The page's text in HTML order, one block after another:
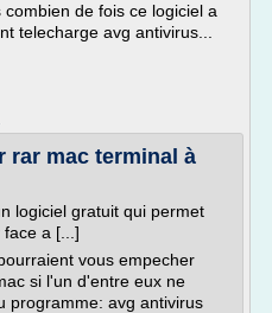
de fois ce logiciel a
telecharge avg antivirus...
rar mac terminal à
logiciel gratuit qui permet
a [...]
vous empecher
si l'un d'entre eux ne
programme: avg antivirus